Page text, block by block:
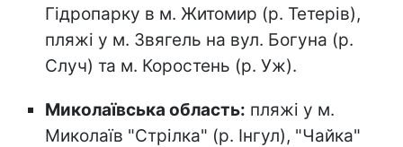
Гідропарку в м. Житомир (р. Тетерів),
пляжі у м. Звягель на вул. Богуна (р.
Случ) та м. Коростень (р. Уж).
Миколаївська область: пляжі у м.
Миколаїв "Стрілка" (р. Інгул), "Чайка"